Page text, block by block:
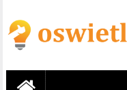
content